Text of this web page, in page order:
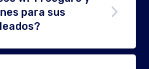
para sus